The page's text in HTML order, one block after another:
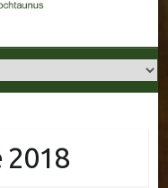
2018